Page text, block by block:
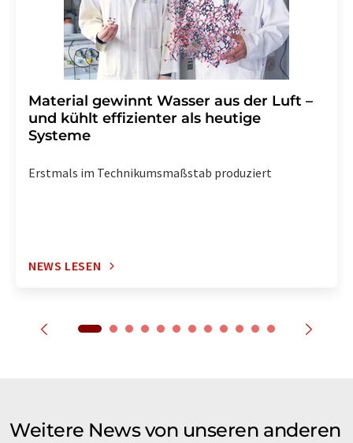
Material gewinnt Wasser aus der Luft –
und kühlt effizienter als heutige
Systeme
Erstmals im Technikumsmaßstab produziert
NEWS LESEN
Weitere News von unseren anderen